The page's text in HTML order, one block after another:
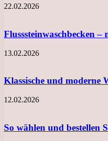
22.02.2026
Flusssteinwaschbecken
13.02.2026
Klassische und moderne
12.02.2026
So wählen und bestellen